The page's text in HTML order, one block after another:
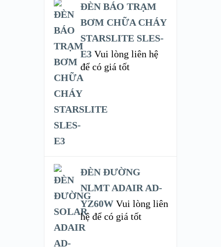
ĐÈN BÁO TRẠM
BƠM CHỮA CHÁY
STARSLITE SLES-
E3 Vui lòng liên hệ
để có giá tốt
ĐÈN ĐƯỜNG
NLMT ADAIR AD-
YZ60W Vui lòng liên
hệ để có giá tốt